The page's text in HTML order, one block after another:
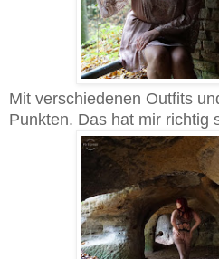
Mit verschiedenen Outfits
Punkten. Das hat mir richtig